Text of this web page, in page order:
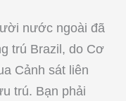
nước ngoài đã
trú Brazil, do Cơ
Cảnh sát liên
trú. Bạn phải